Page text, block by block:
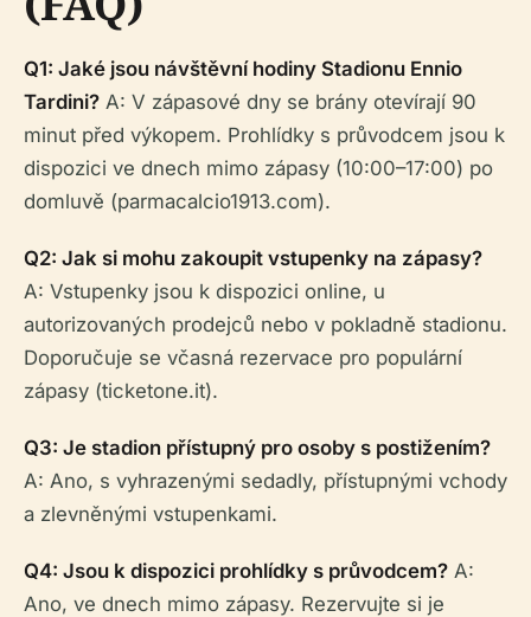
Q1: Jaké jsou návštěvní hodiny Stadionu Ennio
Tardini? A: V zápasové dny se brány otevírají 90
minut před výkopem. Prohlídky s průvodcem jsou k
dispozici ve dnech mimo zápasy (10:00–17:00) po
domluvě (parmacalcio1913.com).
Q2: Jak si mohu zakoupit vstupenky na zápasy?
A: Vstupenky jsou k dispozici online, u
autorizovaných prodejců nebo v pokladně stadionu.
Doporučuje se včasná rezervace pro populární
zápasy (ticketone.it).
Q3: Je stadion přístupný pro osoby s postižením?
A: Ano, s vyhrazenými sedadly, přístupnými vchody
a zlevněnými vstupenkami.
Q4: Jsou k dispozici prohlídky s průvodcem? A:
Ano, ve dnech mimo zápasy. Rezervujte si je